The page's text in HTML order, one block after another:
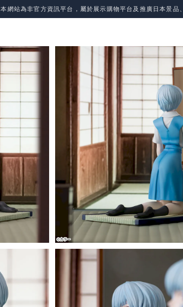
本網站為非官方資訊平台，屬於展示購物平台及推廣日本景品